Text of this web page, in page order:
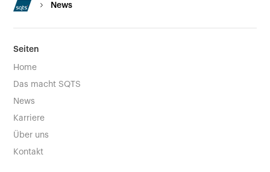
News
Seiten
Home
Das macht SQTS
News
Karriere
Über uns
Kontakt